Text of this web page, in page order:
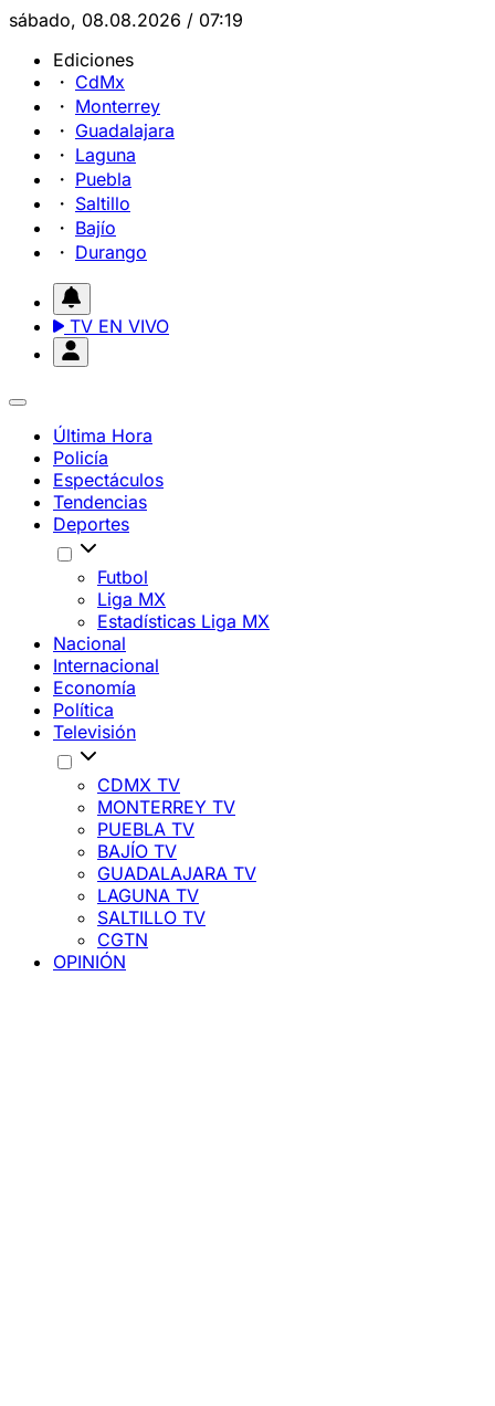
sábado, 08.08.2026 / 07:19
Ediciones
CdMx
Monterrey
Guadalajara
Laguna
Puebla
Saltillo
Bajío
Durango
TV EN VIVO
Última Hora
Policía
Espectáculos
Tendencias
Deportes
Futbol
Liga MX
Estadísticas Liga MX
Nacional
Internacional
Economía
Política
Televisión
CDMX TV
MONTERREY TV
PUEBLA TV
BAJÍO TV
GUADALAJARA TV
LAGUNA TV
SALTILLO TV
CGTN
OPINIÓN